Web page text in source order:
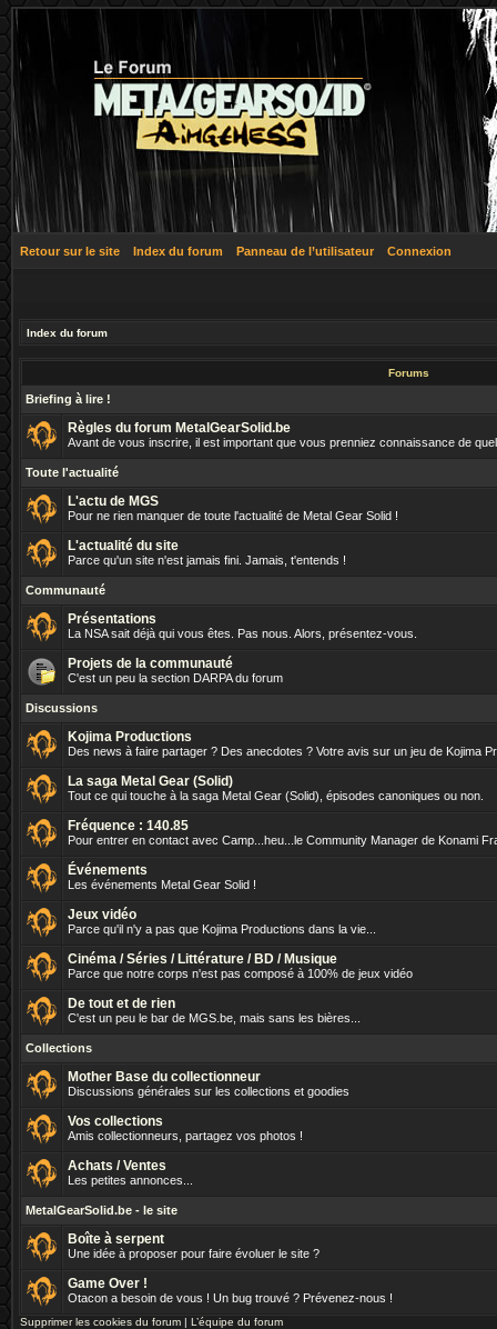
Retour sur le site Index du forum Panneau de l’utilisateur Connexion
Index du forum
Forums
Briefing à lire !
Règles du forum MetalGearSolid.be
Avant de vous inscrire, il est important que vous prenniez connaissance de
Toute l'actualité
L'actu de MGS
Pour ne rien manquer de toute l'actualité de Metal Gear Solid !
L'actualité du site
Parce qu'un site n'est jamais fini. Jamais, t'entends !
Communauté
Présentations
La NSA sait déjà qui vous êtes. Pas nous. Alors, présentez-vous.
Projets de la communauté
C'est un peu la section DARPA du forum
Discussions
Kojima Productions
Des news à faire partager ? Des anecdotes ? Votre avis sur un jeu de Kojima
La saga Metal Gear (Solid)
Tout ce qui touche à la saga Metal Gear (Solid), épisodes canoniques ou non.
Fréquence : 140.85
Pour entrer en contact avec Camp...heu...le Community Manager de Konami
Événements
Les événements Metal Gear Solid !
Jeux vidéo
Parce qu'il n'y a pas que Kojima Productions dans la vie...
Cinéma / Séries / Littérature / BD / Musique
Parce que notre corps n'est pas composé à 100% de jeux vidéo
De tout et de rien
C'est un peu le bar de MGS.be, mais sans les bières...
Collections
Mother Base du collectionneur
Discussions générales sur les collections et goodies
Vos collections
Amis collectionneurs, partagez vos photos !
Achats / Ventes
Les petites annonces...
MetalGearSolid.be - le site
Boîte à serpent
Une idée à proposer pour faire évoluer le site ?
Game Over !
Otacon a besoin de vous ! Un bug trouvé ? Prévenez-nous !
Supprimer les cookies du forum | L’équipe du forum